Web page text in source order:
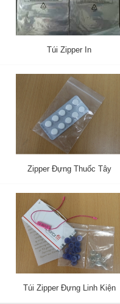
Túi Zipper In
Zipper Đựng Thuốc Tây
Túi Zipper Đựng Linh Kiện